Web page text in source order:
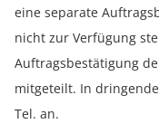
eine separate
nicht zur Verfügung
Auftragsbestätigung
mitgeteilt. In
Tel. an.